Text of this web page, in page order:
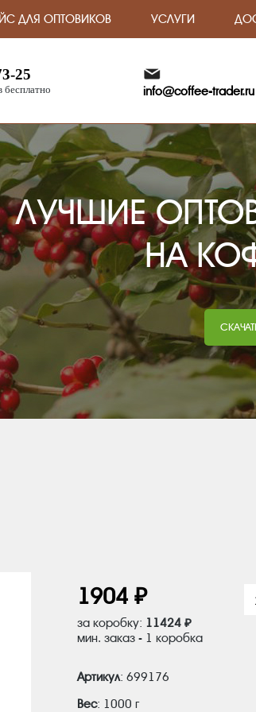
ДЛЯ ОПТОВИКОВ УСЛУГИ
25
бесплатно info@coffee-trader.ru
ЛУЧШИЕ
НА
1904 ₽
за коробку: 11424 ₽
мин. заказ - 1 коробка
Артикул: 699176
Вес: 1000 г